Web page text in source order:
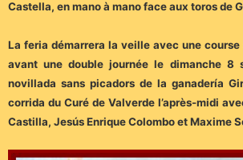
Castella, en mano à mano face aux toros de
La feria démarrera la veille avec une
avant une double journée le dimanche 8
novillada sans picadors de la ganadería
corrida du Curé de Valverde l’après-midi
Castilla, Jesús Enrique Colombo et Maxime